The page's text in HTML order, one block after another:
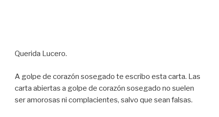
Querida Lucero.
A golpe de corazón sosegado te escribo esta carta. Las
carta abiertas a golpe de corazón sosegado no suelen
ser amorosas ni complacientes, salvo que sean falsas.